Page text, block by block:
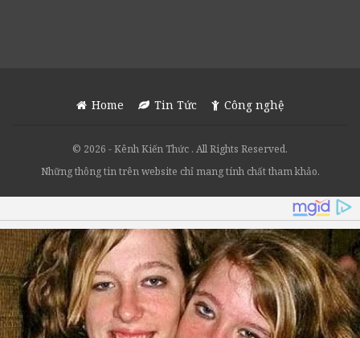
Home Tin Tức Công nghệ
© 2026 - Kênh Kiến Thức . All Rights Reserved.
Những thông tin trên website chỉ mang tính chất tham khảo.